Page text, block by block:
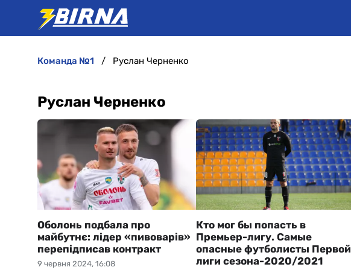
команда №1 Руслан Черненко
Руслан Черненко
9 червня 2024, 16:08
Оболонь подбала про
майбутнє: лідер «пивоварів»
перепідписав контракт
Кто мог бы попасть в
Премьер-лигу. Самые
опасные футболисты Первой
лиги сезона-2020/2021